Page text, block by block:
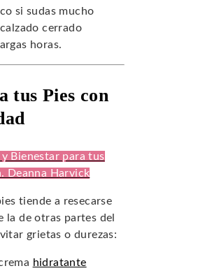
si sudas mucho
cerrado
horas.
tus Pies con
y Bienestar para tus
Deanna Harvick
tiende a resecarse
la de otras partes del
grietas o durezas:
hidratante